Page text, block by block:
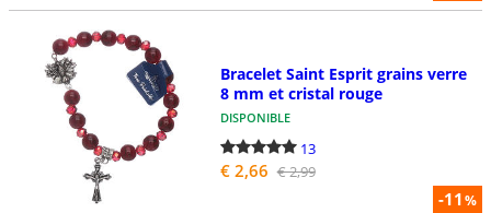
-11%
Bracelet Saint Esprit grains verre
8 mm et cristal rouge
DISPONIBLE
13
€ 2,66 € 2,99